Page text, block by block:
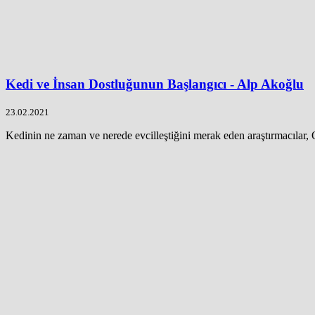
Kedi ve İnsan Dostluğunun Başlangıcı - Alp Akoğlu
23.02.2021
Kedinin ne zaman ve nerede evcilleştiğini merak eden araştırmacılar,